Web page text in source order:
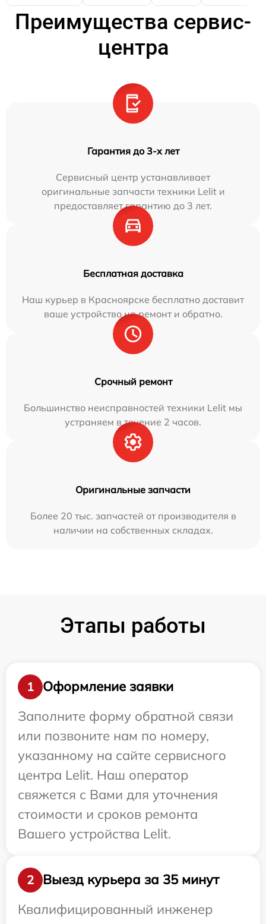
Преимущества сервис-
центра
Гарантия до 3-х лет
Сервисный центр устанавливает
оригинальные запчасти техники Lelit и
предоставляет гарантию до 3 лет.
Бесплатная доставка
Наш курьер в Красноярске бесплатно доставит
ваше устройство на ремонт и обратно.
Срочный ремонт
Большинство неисправностей техники Lelit мы
устраняем в течение 2 часов.
Оригинальные запчасти
Более 20 тыс. запчастей от производителя в
наличии на собственных складах.
Этапы работы
1
Оформление заявки
Заполните форму обратной связи
или позвоните нам по номеру,
указанному на сайте сервисного
центра Lelit. Наш оператор
свяжется с Вами для уточнения
стоимости и сроков ремонта
Вашего устройства Lelit.
2
Выезд курьера за 35 минут
Квалифицированный инженер